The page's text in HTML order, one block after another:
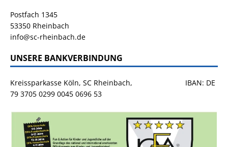
Postfach 1345
53350 Rheinbach
info@sc-rheinbach.de
UNSERE BANKVERBINDUNG
Kreissparkasse Köln, SC Rheinbach, IBAN: DE
79 3705 0299 0045 0696 53